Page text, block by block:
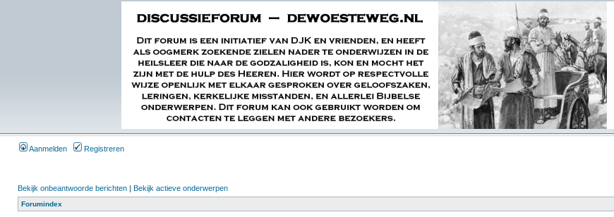
Aanmelden Registreren
Bekijk onbeantwoorde berichten | Bekijk actieve onderwerpen
Forumindex